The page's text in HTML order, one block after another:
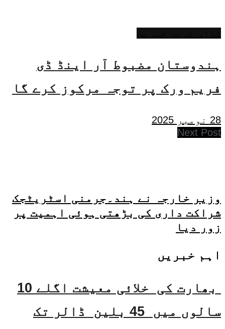
ہندوستان مضبوط آر اینڈ ڈی
فریم ورک پر توجہ مرکوز کرے گا
28 نومبر 2025
Next Post
وزیر خارجہ نے ہند۔جرمنی اسٹریٹجک
شراکت داری کی بڑھتی ہوئی اہمیت پر
زور دیا
اہم خبریں
بھارت کی خلائی معیشت اگلے 10
سالوں میں 45 بلین ڈالر تک